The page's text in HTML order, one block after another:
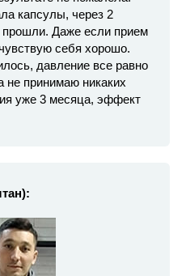
капсулы, через 2
Даже если прием
себя хорошо.
давление все равно
не принимаю никаких
уже 3 месяца, эффект